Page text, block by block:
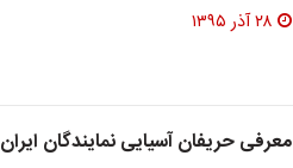
۲۸ آذر ۱۳۹۵
معرفی حریفان آسیایی نمایندگان ایران